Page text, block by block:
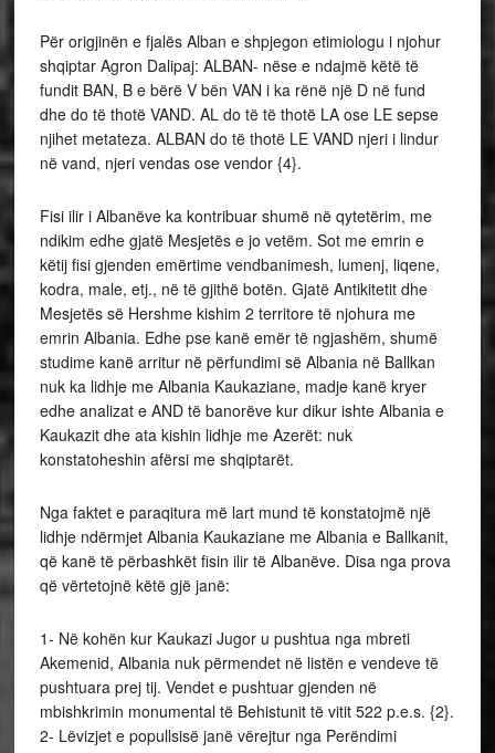
Për origjinën e fjalës Alban e shpjegon etimiologu i njohur
shqiptar Agron Dalipaj: ALBAN- nëse e ndajmë këtë të
fundit BAN, B e bërë V bën VAN i ka rënë një D në fund
dhe do të thotë VAND. AL do të të thotë LA ose LE sepse
njihet metateza. ALBAN do të thotë LE VAND njeri i lindur
në vand, njeri vendas ose vendor {4}.
Fisi ilir i Albanëve ka kontribuar shumë në qytetërim, me
ndikim edhe gjatë Mesjetës e jo vetëm. Sot me emrin e
këtij fisi gjenden emërtime vendbanimesh, lumenj, liqene,
kodra, male, etj., në të gjithë botën. Gjatë Antikitetit dhe
Mesjetës së Hershme kishim 2 territore të njohura me
emrin Albania. Edhe pse kanë emër të ngjashëm, shumë
studime kanë arritur në përfundimi së Albania në Ballkan
nuk ka lidhje me Albania Kaukaziane, madje kanë kryer
edhe analizat e AND të banorëve kur dikur ishte Albania e
Kaukazit dhe ata kishin lidhje me Azerët: nuk
konstatoheshin afërsi me shqiptarët.
Nga faktet e paraqitura më lart mund të konstatojmë një
lidhje ndërmjet Albania Kaukaziane me Albania e Ballkanit,
që kanë të përbashkët fisin ilir të Albanëve. Disa nga prova
që vërtetojnë këtë gjë janë:
1- Në kohën kur Kaukazi Jugor u pushtua nga mbreti
Akemenid, Albania nuk përmendet në listën e vendeve të
pushtuara prej tij. Vendet e pushtuar gjenden në
mbishkrimin monumental të Behistunit të vitit 522 p.e.s. {2}.
2- Lëvizjet e popullsisë janë vërejtur nga Perëndimi